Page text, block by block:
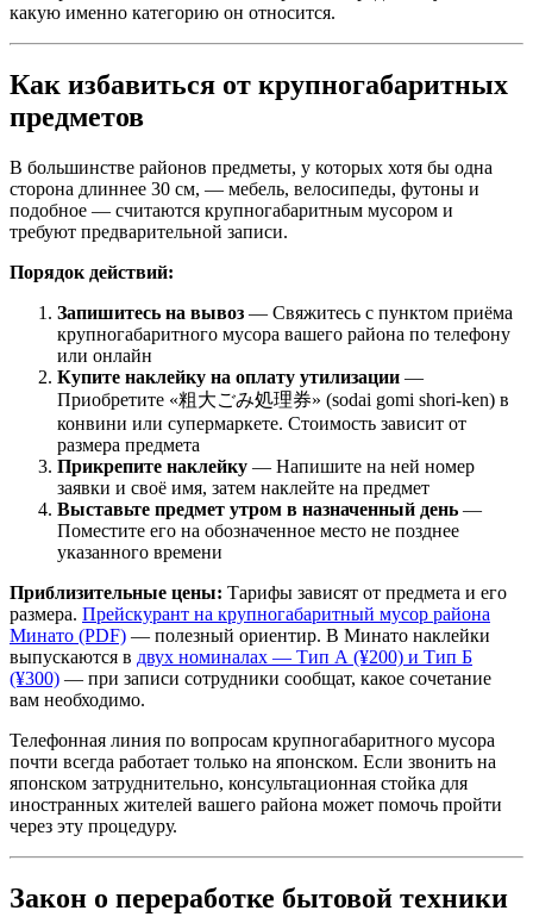
какую именно категорию он относится.
Как избавиться от крупногабаритных
предметов
В большинстве районов предметы, у которых хотя бы одна
сторона длиннее 30 см, — мебель, велосипеды, футоны и
подобное — считаются крупногабаритным мусором и
требуют предварительной записи.
Порядок действий:
Запишитесь на вывоз — Свяжитесь с пунктом приёма
крупногабаритного мусора вашего района по телефону
или онлайн
Купите наклейку на оплату утилизации —
Приобретите «粗大ごみ処理券» (sodai gomi shori-ken) в
конвини или супермаркете. Стоимость зависит от
размера предмета
Прикрепите наклейку — Напишите на ней номер
заявки и своё имя, затем наклейте на предмет
Выставьте предмет утром в назначенный день —
Поместите его на обозначенное место не позднее
указанного времени
Приблизительные цены: Тарифы зависят от предмета и его
размера. Прейскурант на крупногабаритный мусор района
Минато (PDF) — полезный ориентир. В Минато наклейки
выпускаются в двух номиналах — Тип А (¥200) и Тип Б
(¥300) — при записи сотрудники сообщат, какое сочетание
вам необходимо.
Телефонная линия по вопросам крупногабаритного мусора
почти всегда работает только на японском. Если звонить на
японском затруднительно, консультационная стойка для
иностранных жителей вашего района может помочь пройти
через эту процедуру.
Закон о переработке бытовой техники